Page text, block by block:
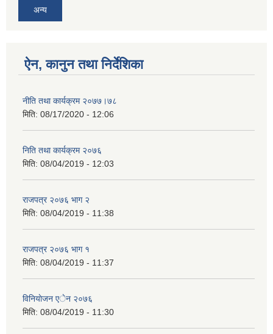
अन्य
ऐन, कानुन तथा निर्देशिका
नीति तथा कार्यक्रम २०७७।७८
मिति: 08/17/2020 - 12:06
निति तथा कार्यक्रम २०७६
मिति: 08/04/2019 - 12:03
राजपत्र २०७६ भाग २
मिति: 08/04/2019 - 11:38
राजपत्र २०७६ भाग १
मिति: 08/04/2019 - 11:37
विनियाेजन एेन २०७६
मिति: 08/04/2019 - 11:30